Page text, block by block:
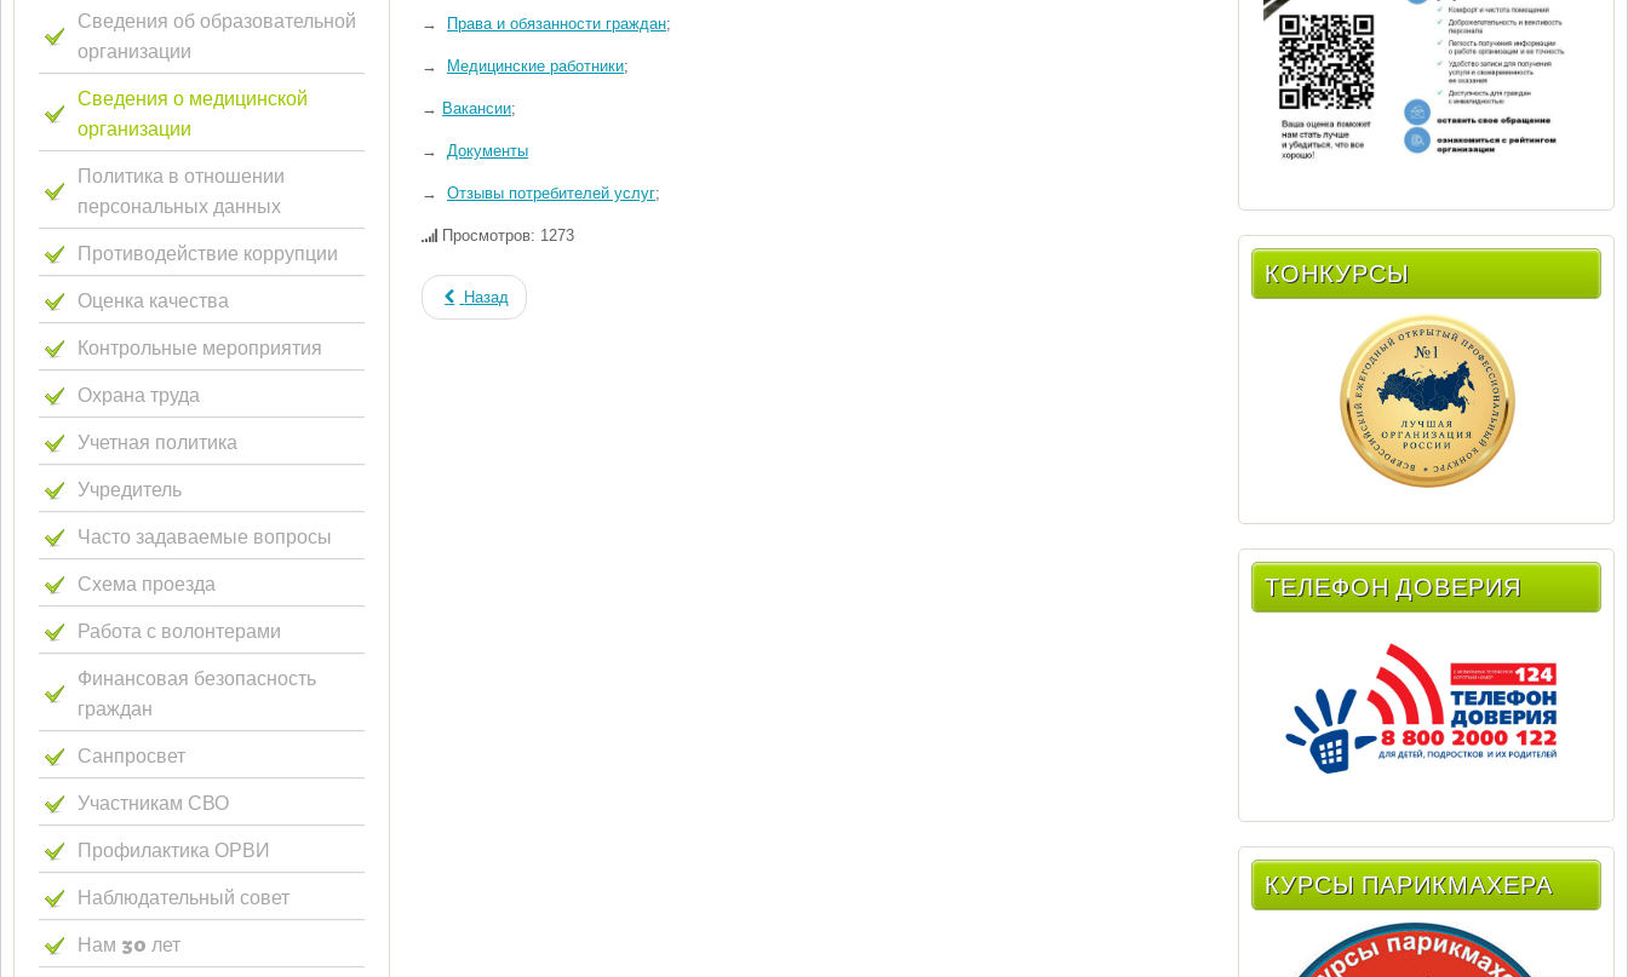
Сведения об образовательной
организации
Сведения о медицинской
организации
Политика в отношении
персональных данных
Противодействие коррупции
Оценка качества
Контрольные мероприятия
Охрана труда
Учетная политика
Учредитель
Часто задаваемые вопросы
Схема проезда
Работа с волонтерами
Финансовая безопасность
граждан
Санпросвет
Участникам СВО
Профилактика ОРВИ
Наблюдательный совет
Нам 30 лет
→ Права и обязанности граждан;
→ Медицинские работники;
→ Вакансии;
→ Документы
→Отзывы потребителей услуг;
Просмотров: 1273
Назад
КОНКУРСЫ
ТЕЛЕФОН ДОВЕРИЯ
КУРСЫ ПАРИКМАХЕРА